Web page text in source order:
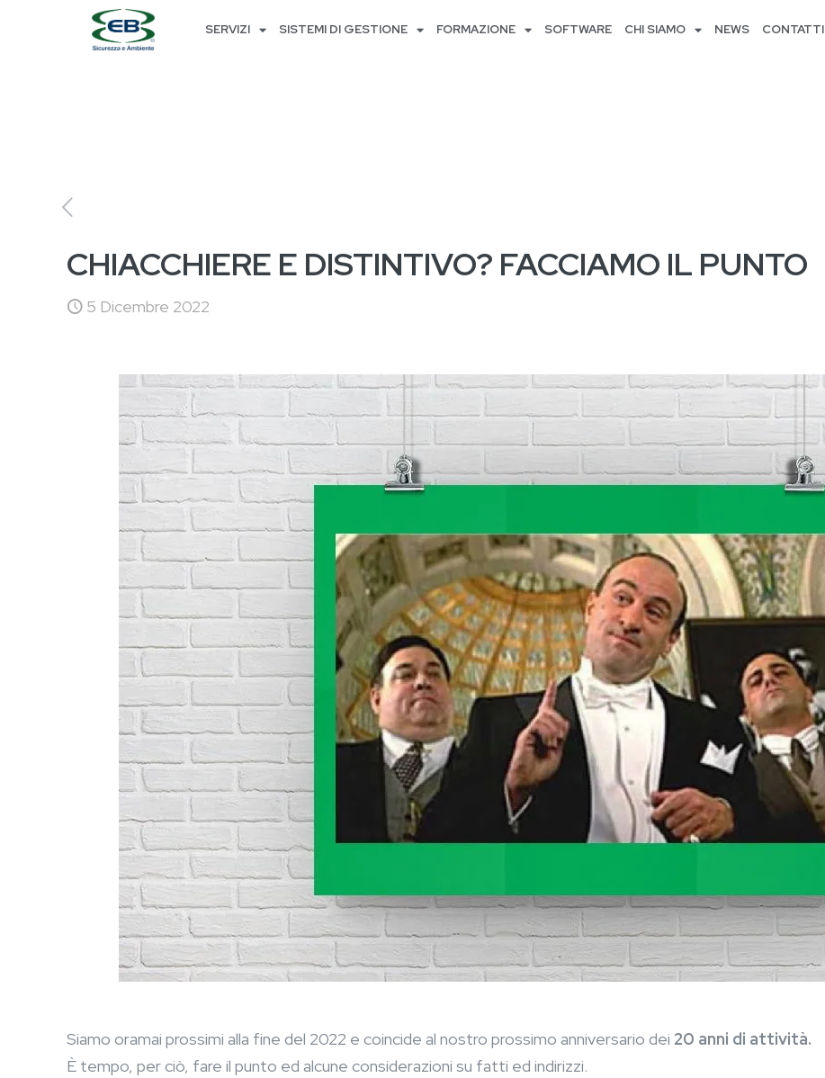
SERVIZI SISTEMI DI GESTIONE FORMAZIONE SOFTWARE CHI SIAMO NEWS CONTATTI
CHIACCHIERE E DISTINTIVO? FACCIAMO IL PUNTO
5 Dicembre 2022
Siamo oramai prossimi alla fine del 2022 e coincide al nostro prossimo anniversario dei 20 anni di attività.
È tempo, per ciò, fare il punto ed alcune considerazioni su fatti ed indirizzi.